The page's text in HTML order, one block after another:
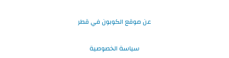
عن موقع الكوبون في قطر
سياسة الخصوصية